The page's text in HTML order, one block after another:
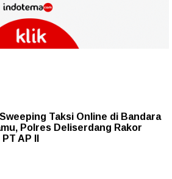
Taksi Online di Bandara
Polres Deliserdang Rakor
AP II